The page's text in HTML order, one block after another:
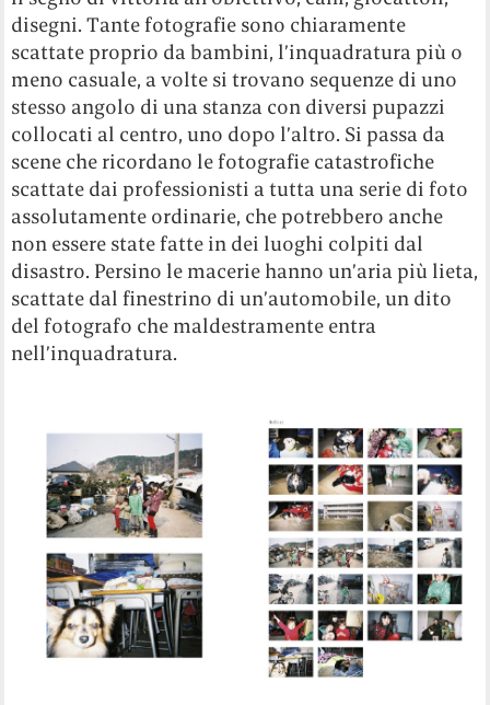
disegni. Tante fotografie sono chiaramente
scattate proprio da bambini, l’inquadratura più o
meno casuale, a volte si trovano sequenze di uno
stesso angolo di una stanza con diversi pupazzi
collocati al centro, uno dopo l’altro. Si passa da
scene che ricordano le fotografie catastrofiche
scattate dai professionisti a tutta una serie di foto
assolutamente ordinarie, che potrebbero anche
non essere state fatte in dei luoghi colpiti dal
disastro. Persino le macerie hanno un’aria più lieta,
scattate dal finestrino di un’automobile, un dito
del fotografo che maldestramente entra
nell’inquadratura.